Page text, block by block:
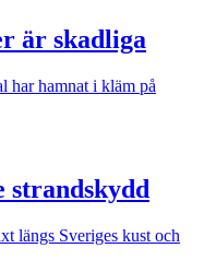
är skadliga
har hamnat i kläm på
strandskydd
längs Sveriges kust och